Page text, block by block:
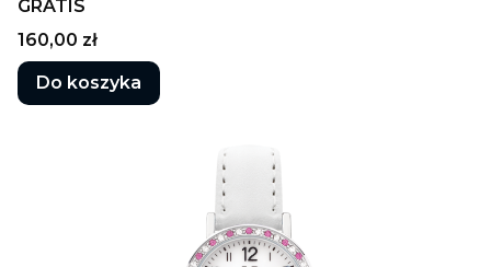
GRATIS
Cena
160,00 zł
Do koszyka